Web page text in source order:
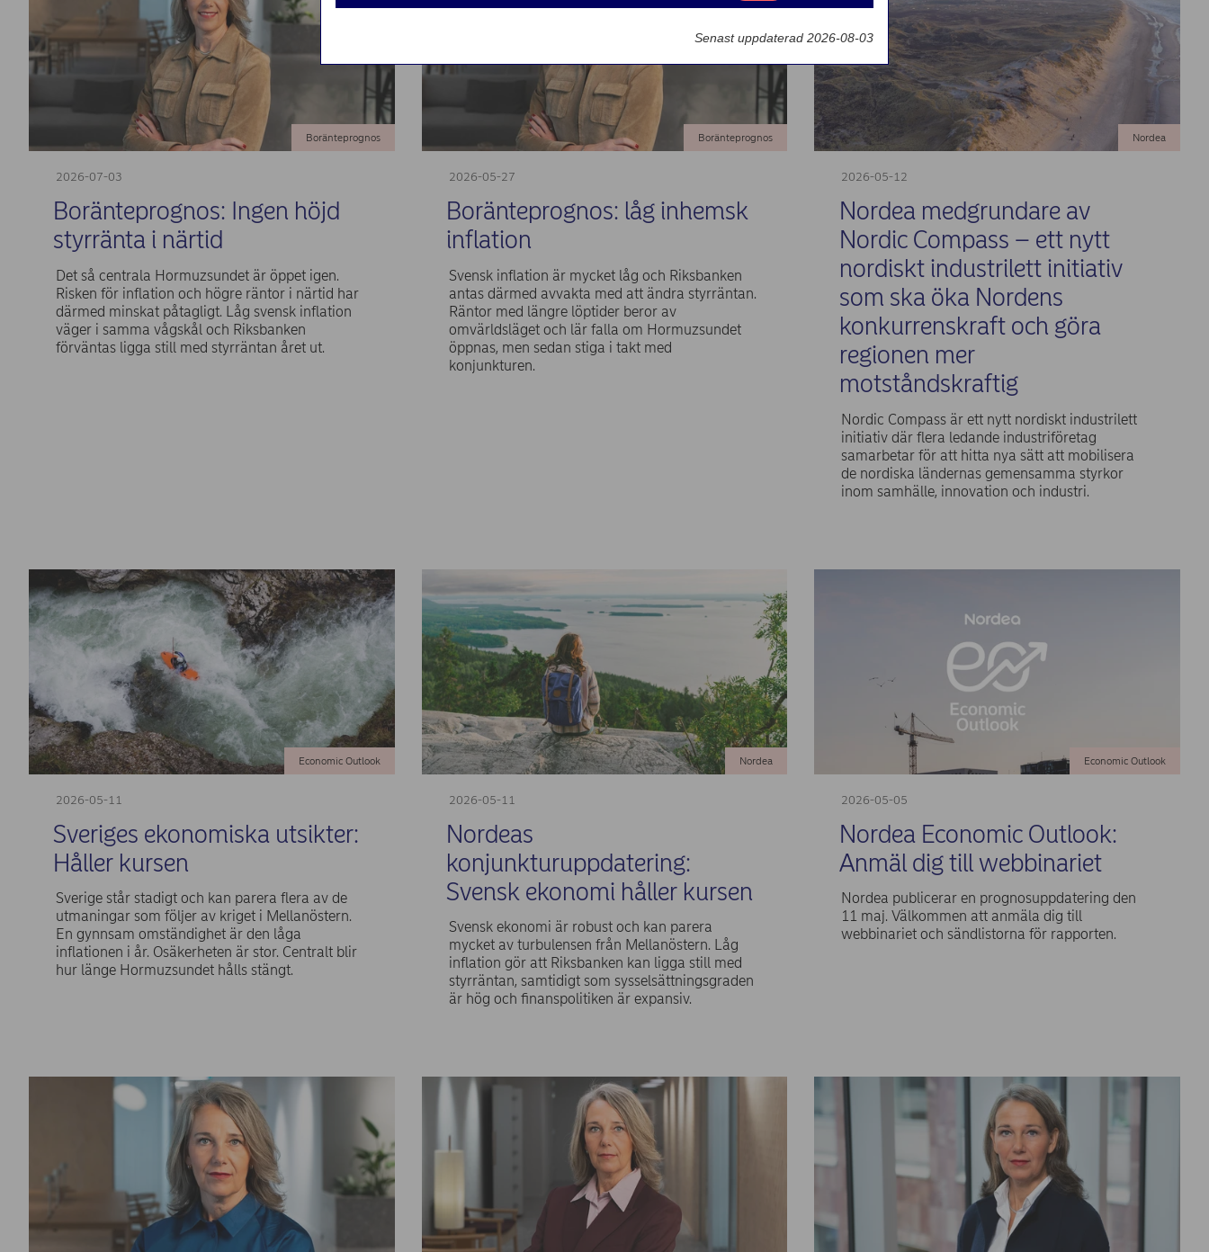
2026-07-03
Boränteprognos
Boränteprognos: Ingen höjd
styrränta i närtid
Det så centrala Hormuzsundet är öppet igen.
Risken för inflation och högre räntor i närtid har
därmed minskat påtagligt. Låg svensk inflation
väger i samma vågskål och Riksbanken
förväntas ligga still med styrräntan året ut.
2026-05-27
Boränteprognos
Boränteprognos: låg inhemsk
inflation
Svensk inflation är mycket låg och Riksbanken
antas därmed avvakta med att ändra styrräntan.
Räntor med längre löptider beror av
omvärldsläget och lär falla om Hormuzsundet
öppnas, men sedan stiga i takt med
konjunkturen.
2026-05-12
Nordea
Nordea medgrundare av
Nordic Compass – ett nytt
nordiskt industrilett initiativ
som ska öka Nordens
konkurrenskraft och göra
regionen mer
motståndskraftig
Nordic Compass är ett nytt nordiskt industrilett
initiativ där flera ledande industriföretag
samarbetar för att hitta nya sätt att mobilisera
de nordiska ländernas gemensamma styrkor
inom samhälle, innovation och industri.
2026-05-11
Economic Outlook
Sveriges ekonomiska utsikter:
Håller kursen
Sverige står stadigt och kan parera flera av de
utmaningar som följer av kriget i Mellanöstern.
En gynnsam omständighet är den låga
inflationen i år. Osäkerheten är stor. Centralt blir
hur länge Hormuzsundet hålls stängt.
2026-05-11
Nordea
Nordeas
konjunkturuppdatering:
Svensk ekonomi håller kursen
Svensk ekonomi är robust och kan parera
mycket av turbulensen från Mellanöstern. Låg
inflation gör att Riksbanken kan ligga still med
styrräntan, samtidigt som sysselsättningsgraden
är hög och finanspolitiken är expansiv.
2026-05-05
Economic Outlook
Nordea Economic Outlook:
Anmäl dig till webbinariet
Nordea publicerar en prognosuppdatering den
11 maj. Välkommen att anmäla dig till
webbinariet och sändlistorna för rapporten.
Marknadsföring
Senast uppdaterad 2026-08-03